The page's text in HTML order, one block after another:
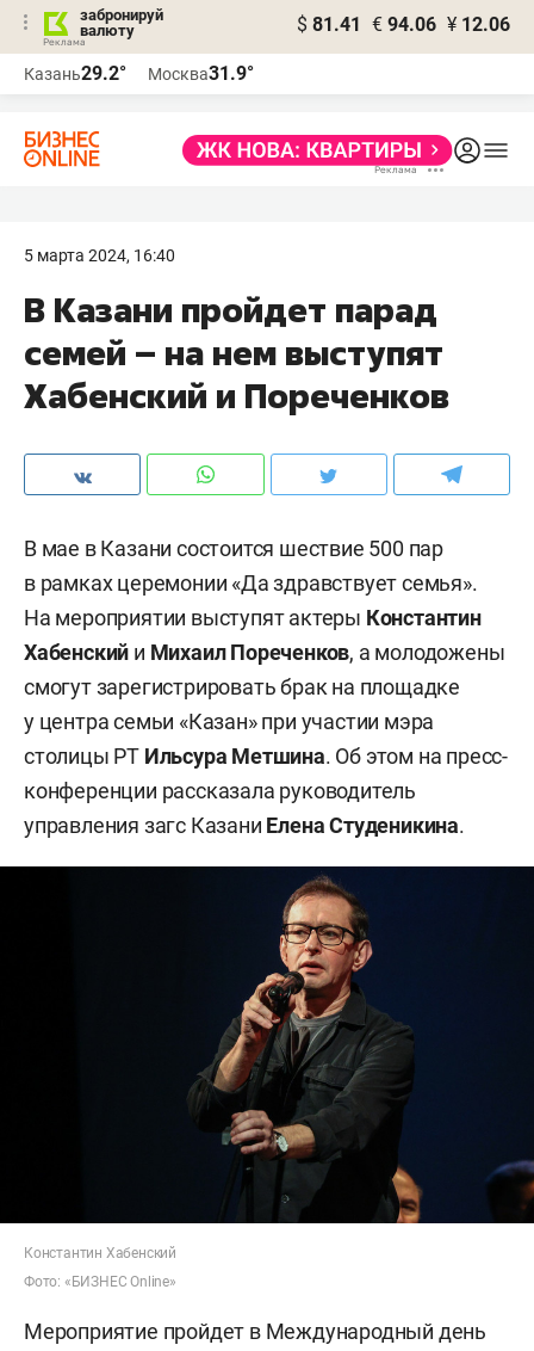
забронируй
валюту
$ 81.41 € 94.06 ¥ 12.06
Казань29.2° Москва31.9°
5 марта 2024, 16:40
В Казани пройдет парад
семей – на нем выступят
Хабенский и Пореченков
В мае в Казани состоится шествие 500 пар
в рамках церемонии «Да здравствует семья».
На мероприятии выступят актеры Константин
Хабенский и Михаил Пореченков, а молодожены
смогут зарегистрировать брак на площадке
у центра семьи «Казан» при участии мэра
столицы РТ Ильсура Метшина. Об этом на пресс-
конференции рассказала руководитель
управления загс Казани Елена Студеникина.
Константин Хабенский
Фото: «БИЗНЕС Online»
Мероприятие пройдет в Международный день